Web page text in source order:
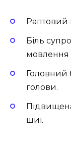
Раптовий
Біль
мовлення
Головний
голови.
шиї.